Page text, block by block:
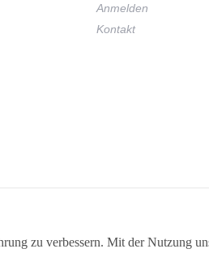
zu verbessern. Mit der Nutzung
Anmelden
Kontakt